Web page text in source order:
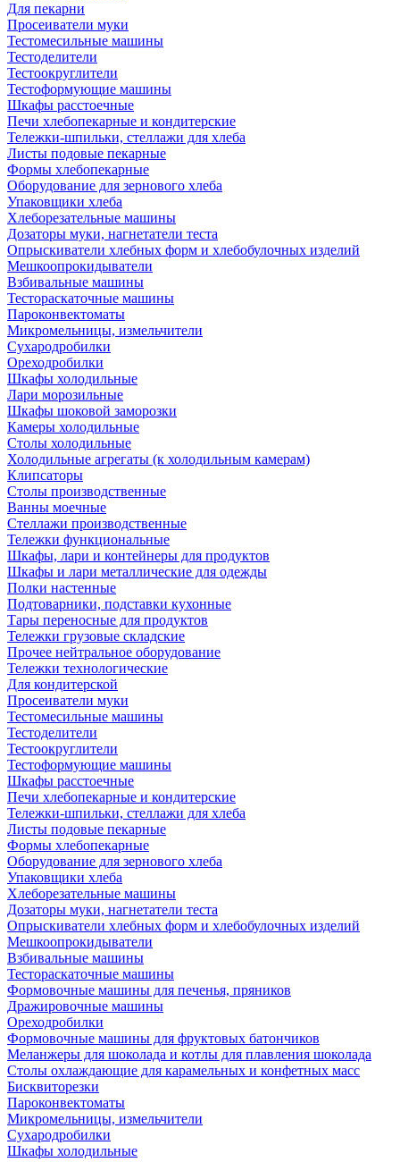
Для пекарни
Просеиватели муки
Тестомесильные машины
Тестоделители
Тестоокруглители
Тестоформующие машины
Шкафы расстоечные
Печи хлебопекарные и кондитерские
Тележки-шпильки, стеллажи для хлеба
Листы подовые пекарные
Формы хлебопекарные
Оборудование для зернового хлеба
Упаковщики хлеба
Хлеборезательные машины
Дозаторы муки, нагнетатели теста
Опрыскиватели хлебных форм и хлебобулочных изделий
Мешкоопрокидыватели
Взбивальные машины
Тестораскаточные машины
Пароконвектоматы
Микромельницы, измельчители
Сухародробилки
Ореходробилки
Шкафы холодильные
Лари морозильные
Шкафы шоковой заморозки
Камеры холодильные
Столы холодильные
Холодильные агрегаты (к холодильным камерам)
Клипсаторы
Столы производственные
Ванны моечные
Стеллажи производственные
Тележки функциональные
Шкафы, лари и контейнеры для продуктов
Шкафы и лари металлические для одежды
Полки настенные
Подтоварники, подставки кухонные
Тары переносные для продуктов
Тележки грузовые складские
Прочее нейтральное оборудование
Тележки технологические
Для кондитерской
Просеиватели муки
Тестомесильные машины
Тестоделители
Тестоокруглители
Тестоформующие машины
Шкафы расстоечные
Печи хлебопекарные и кондитерские
Тележки-шпильки, стеллажи для хлеба
Листы подовые пекарные
Формы хлебопекарные
Оборудование для зернового хлеба
Упаковщики хлеба
Хлеборезательные машины
Дозаторы муки, нагнетатели теста
Опрыскиватели хлебных форм и хлебобулочных изделий
Мешкоопрокидыватели
Взбивальные машины
Тестораскаточные машины
Формовочные машины для печенья, пряников
Дражировочные машины
Ореходробилки
Формовочные машины для фруктовых батончиков
Меланжеры для шоколада и котлы для плавления шоколада
Столы охлаждающие для карамельных и конфетных масс
Бисквиторезки
Пароконвектоматы
Микромельницы, измельчители
Сухародробилки
Шкафы холодильные